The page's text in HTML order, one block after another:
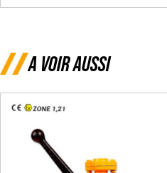
A VOIR AUSSI